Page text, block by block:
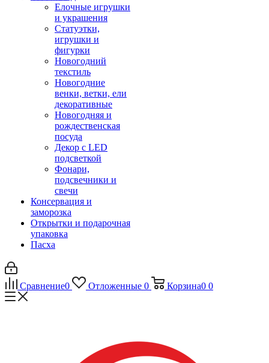
Елочные игрушки
и украшения
Статуэтки,
игрушки и
фигурки
Новогодний
текстиль
Новогодние
венки, ветки, ели
декоративные
Новогодняя и
рождественская
посуда
Декор с LED
подсветкой
Фонари,
подсвечники и
свечи
Консервация и
заморозка
Открытки и подарочная
упаковка
Пасха
Сравнение0 Отложенные 0 Корзина0 0